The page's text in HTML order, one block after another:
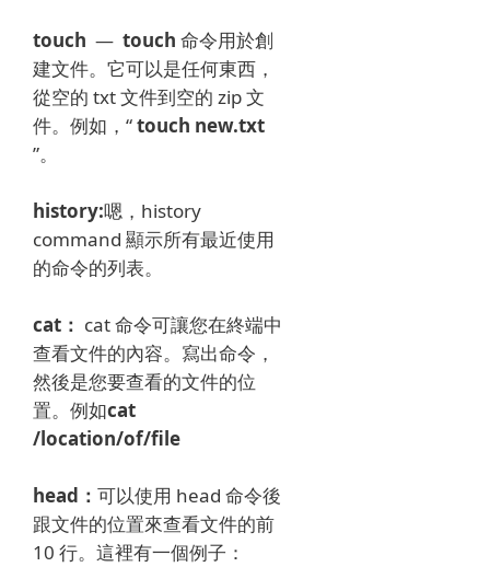
touch — touch 命令用於創
建文件。 它可以是任何東西，
從空的 txt 文件到空的 zip 文
件。 例如，“touch new.txt
”。
history:嗯，history
command 顯示所有最近使用
的命令的列表。
cat： cat 命令可讓您在終端中
查看文件的內容。 寫出命令，
然後是您要查看的文件的位
置。 例如cat
/location/of/file
head： 可以使用 head 命令後
跟文件的位置來查看文件的前
10 行。 這裡有一個例子：